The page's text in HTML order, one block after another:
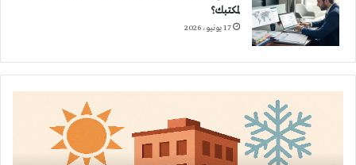
لمكتبك؟
17 يونيو، 2026